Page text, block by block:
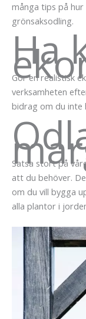
många tips på
grönsaksodling.
Ha
Gör en realistisk
verksamheten
bidrag om du inte
Satsa stort på
att du behöver.
om du vill bygga
alla plantor i